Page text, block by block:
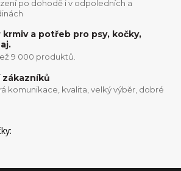
po dohodě i v odpoledních a
krmiv a potřeb pro psy, kočky,
9 000 produktů.
komunikace, kvalita, velký výběr, dobré